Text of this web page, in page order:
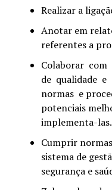
Realizar a
Anotar em
referentes a
Colaborar
de qualidade
normas e
potenciais
implementa-las.
Cumprir
sistema de
segurança e